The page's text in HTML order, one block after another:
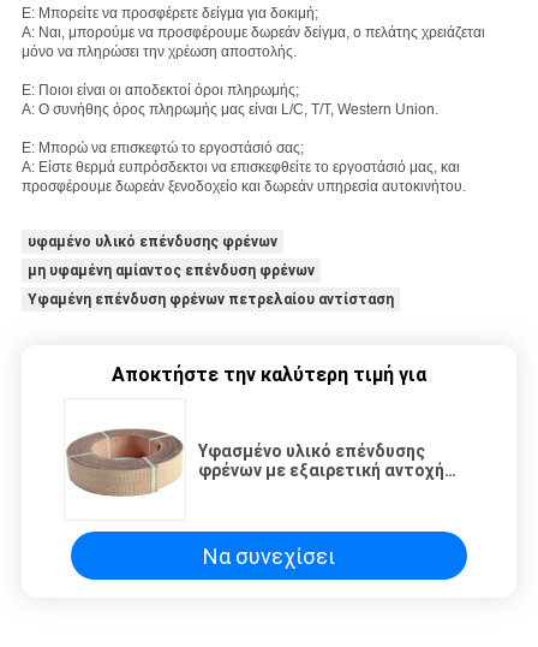
Ε: Μπορείτε να προσφέρετε δείγμα για δοκιμή;
Α: Ναι, μπορούμε να προσφέρουμε δωρεάν δείγμα, ο πελάτης χρειάζεται
μόνο να πληρώσει την χρέωση αποστολής.
Ε: Ποιοι είναι οι αποδεκτοί όροι πληρωμής;
Α: Ο συνήθης όρος πληρωμής μας είναι L/C, T/T, Western Union.
Ε: Μπορώ να επισκεφτώ το εργοστάσιό σας;
Α: Είστε θερμά ευπρόσδεκτοι να επισκεφθείτε το εργοστάσιό μας, και
προσφέρουμε δωρεάν ξενοδοχείο και δωρεάν υπηρεσία αυτοκινήτου.
υφαμένο υλικό επένδυσης φρένων
μη υφαμένη αμίαντος επένδυση φρένων
Υφαμένη επένδυση φρένων πετρελαίου αντίσταση
Αποκτήστε την καλύτερη τιμή για
Υφασμένο υλικό επένδυσης
φρένων με εξαιρετική αντοχή
Να συνεχίσει